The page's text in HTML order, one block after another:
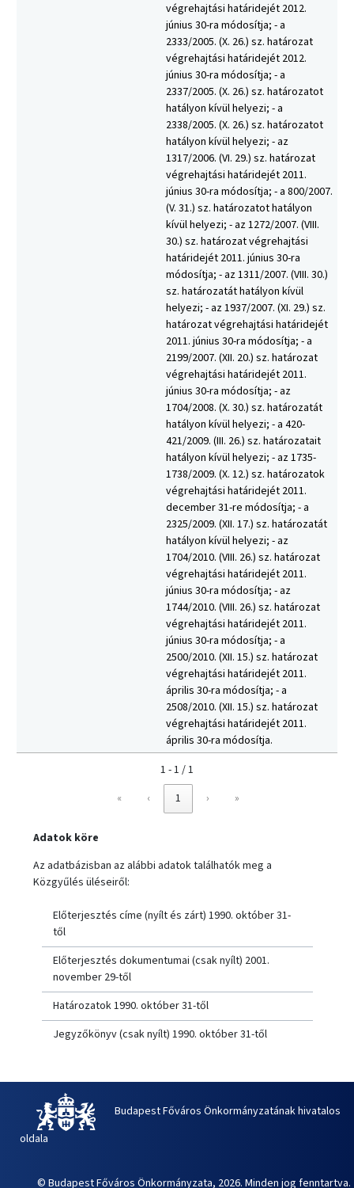
végrehajtási határidejét 2012.
június 30-ra módosítja; - a
2333/2005. (X. 26.) sz. határozat
végrehajtási határidejét 2012.
június 30-ra módosítja; - a
2337/2005. (X. 26.) sz. határozatot
hatályon kívül helyezi; - a
2338/2005. (X. 26.) sz. határozatot
hatályon kívül helyezi; - az
1317/2006. (VI. 29.) sz. határozat
végrehajtási határidejét 2011.
június 30-ra módosítja; - a 800/2007.
(V. 31.) sz. határozatot hatályon
kívül helyezi; - az 1272/2007. (VIII.
30.) sz. határozat végrehajtási
határidejét 2011. június 30-ra
módosítja; - az 1311/2007. (VIII. 30.)
sz. határozatát hatályon kívül
helyezi; - az 1937/2007. (XI. 29.) sz.
határozat végrehajtási határidejét
2011. június 30-ra módosítja; - a
2199/2007. (XII. 20.) sz. határozat
végrehajtási határidejét 2011.
június 30-ra módosítja; - az
1704/2008. (X. 30.) sz. határozatát
hatályon kívül helyezi; - a 420-
421/2009. (III. 26.) sz. határozatait
hatályon kívül helyezi; - az 1735-
1738/2009. (X. 12.) sz. határozatok
végrehajtási határidejét 2011.
december 31-re módosítja; - a
2325/2009. (XII. 17.) sz. határozatát
hatályon kívül helyezi; - az
1704/2010. (VIII. 26.) sz. határozat
végrehajtási határidejét 2011.
június 30-ra módosítja; - az
1744/2010. (VIII. 26.) sz. határozat
végrehajtási határidejét 2011.
június 30-ra módosítja; - a
2500/2010. (XII. 15.) sz. határozat
végrehajtási határidejét 2011.
április 30-ra módosítja; - a
2508/2010. (XII. 15.) sz. határozat
végrehajtási határidejét 2011.
április 30-ra módosítja.
1 - 1 / 1
«
‹ 1 › »
Adatok köre
Az adatbázisban az alábbi adatok találhatók meg a
Közgyűlés üléseiről:
Előterjesztés címe (nyílt és zárt) 1990. október 31-
től
Előterjesztés dokumentumai (csak nyílt) 2001.
november 29-től
Határozatok 1990. október 31-től
Jegyzőkönyv (csak nyílt) 1990. október 31-től
Budapest Főváros Önkormányzatának hivatalos
oldala
© Budapest Főváros Önkormányzata, 2026. Minden jog fenntartva.